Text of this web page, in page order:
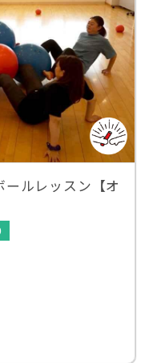
ルレッスン【オ